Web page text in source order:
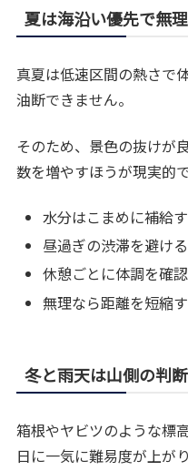
夏は海沿い優先で無
真夏は低速区間の熱さで
油断できません。
そのため、景色の抜けが
数を増やすほうが現実的で
水分はこまめに補給
昼過ぎの渋滞を避ける
休憩ごとに体調を確
無理なら距離を短縮
冬と雨天は山側の判
箱根やヤビツのような標
日に一気に難易度が上がり